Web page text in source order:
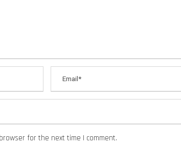
for the next time I comment.